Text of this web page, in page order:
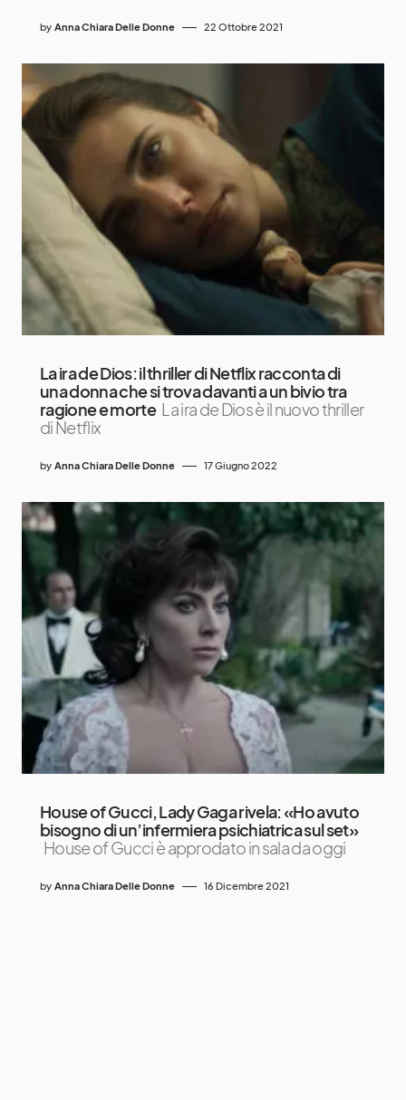
by Anna Chiara Delle Donne 22 Ottobre 2021
La ira de Dios: il thriller di Netflix racconta di
una donna che si trova davanti a un bivio tra
ragione e morte La ira de Dios è il nuovo thriller
di Netflix
by Anna Chiara Delle Donne 17 Giugno 2022
House of Gucci, Lady Gaga rivela: «Ho avuto
bisogno di un’infermiera psichiatrica sul set»
House of Gucci è approdato in sala da oggi
by Anna Chiara Delle Donne 16 Dicembre 2021